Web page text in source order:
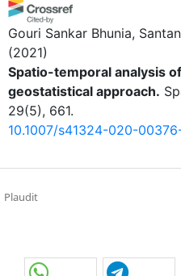
Gouri Sankar Bhunia,
(2021)
Spatio-temporal analysis
geostatistical approach.
29(5), 661.
10.1007/s41324-020-
Plaudit